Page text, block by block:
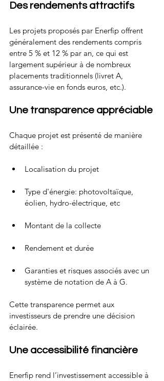
Des rendements attractifs
Les projets proposés par Enerfip offrent
généralement des rendements compris
entre 5 % et 12 % par an, ce qui est
largement supérieur à de nombreux
placements traditionnels (livret A,
assurance-vie en fonds euros, etc.).
Une transparence appréciable
Chaque projet est présenté de manière
détaillée :
Localisation du projet
Type d'énergie: photovoltaïque,
éolien, hydro-électrique, etc
Montant de la collecte
Rendement et durée
Garanties et risques associés avec un
système de notation de A à G.
Cette transparence permet aux
investisseurs de prendre une décision
éclairée.
Une accessibilité financière
Enerfip rend l’investissement accessible à